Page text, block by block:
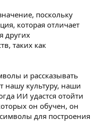
поскольку
которая отличает
других
таких как
и рассказывать
нашу культуру, наши
ИИ удастся отойти
он обучен, он
для построения